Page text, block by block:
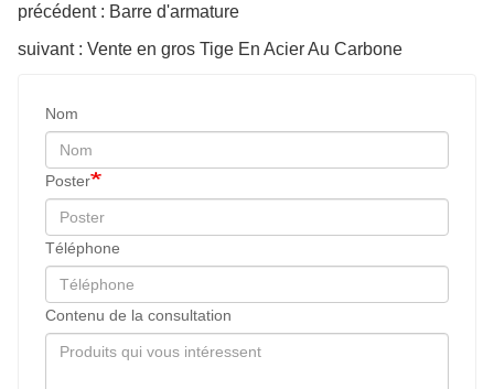
précédent : Barre d'armature
suivant : Vente en gros Tige En Acier Au Carbone
Nom
Poster
Téléphone
Contenu de la consultation